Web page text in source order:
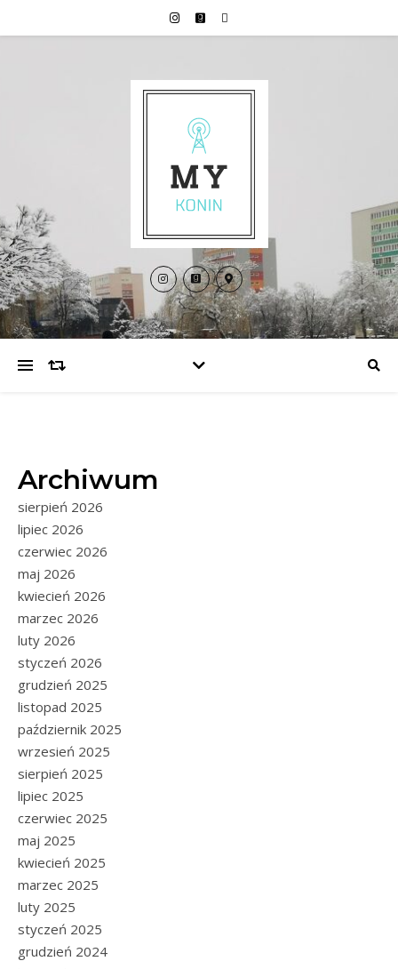
Archiwum
sierpień 2026
lipiec 2026
czerwiec 2026
maj 2026
kwiecień 2026
marzec 2026
luty 2026
styczeń 2026
grudzień 2025
listopad 2025
październik 2025
wrzesień 2025
sierpień 2025
lipiec 2025
czerwiec 2025
maj 2025
kwiecień 2025
marzec 2025
luty 2025
styczeń 2025
grudzień 2024